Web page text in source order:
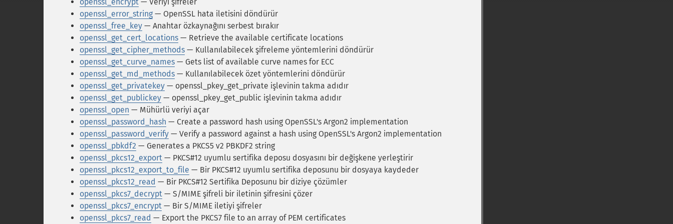
openssl_error_string — OpenSSL hata iletisini döndürür
openssl_free_key — Anahtar özkaynağını serbest bırakır
openssl_get_cert_locations — Retrieve the available certificate locations
openssl_get_cipher_methods — Kullanılabilecek şifreleme yöntemlerini döndürür
openssl_get_curve_names — Gets list of available curve names for ECC
openssl_get_md_methods — Kullanılabilecek özet yöntemlerini döndürür
openssl_get_privatekey — openssl_pkey_get_private işlevinin takma adıdır
openssl_get_publickey — openssl_pkey_get_public işlevinin takma adıdır
openssl_open — Mühürlü veriyi açar
openssl_password_hash — Create a password hash using OpenSSL's Argon2 implementation
openssl_password_verify — Verify a password against a hash using OpenSSL's Argon2 implementation
openssl_pbkdf2 — Generates a PKCS5 v2 PBKDF2 string
openssl_pkcs12_export — PKCS#12 uyumlu sertifika deposu dosyasını bir değişkene yerleştirir
openssl_pkcs12_export_to_file — Bir PKCS#12 uyumlu sertifika deposunu bir dosyaya kaydeder
openssl_pkcs12_read — Bir PKCS#12 Sertifika Deposunu bir diziye çözümler
openssl_pkcs7_decrypt — S/MIME şifreli bir iletinin şifresini çözer
openssl_pkcs7_encrypt — Bir S/MIME iletiyi şifreler
openssl_pkcs7_read — Export the PKCS7 file to an array of PEM certificates